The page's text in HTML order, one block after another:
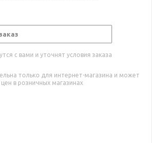
с вами и уточнят условия заказа
только для интернет-магазина и может
в розничных магазинах